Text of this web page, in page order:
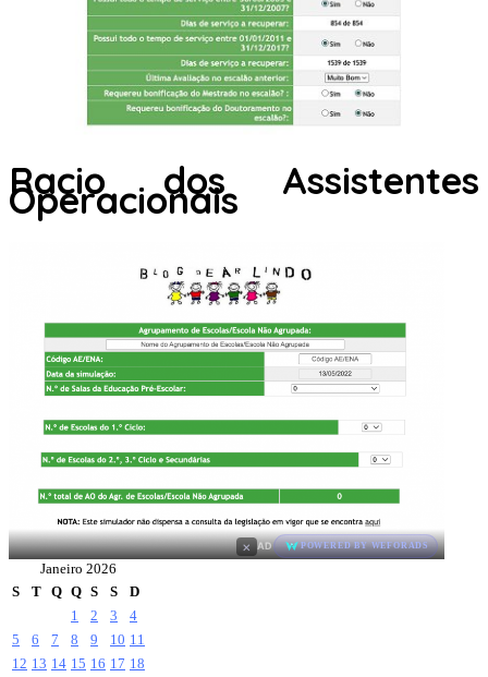
Racio dos Assistentes
Operacionais
× AD POWERED BY WEFORADS
Janeiro 2026
S
T Q Q S S
D
1
2 3
4
5
6 7 8 9 10 11
12 13 14 15 16 17 18